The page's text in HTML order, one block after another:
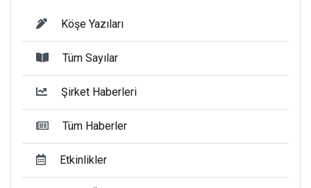
Köşe Yazıları
Tüm Sayılar
Şirket Haberleri
Tüm Haberler
Etkinlikler